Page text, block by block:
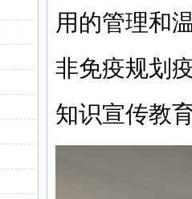
用 的管理和
非免疫规划
知识宣传教